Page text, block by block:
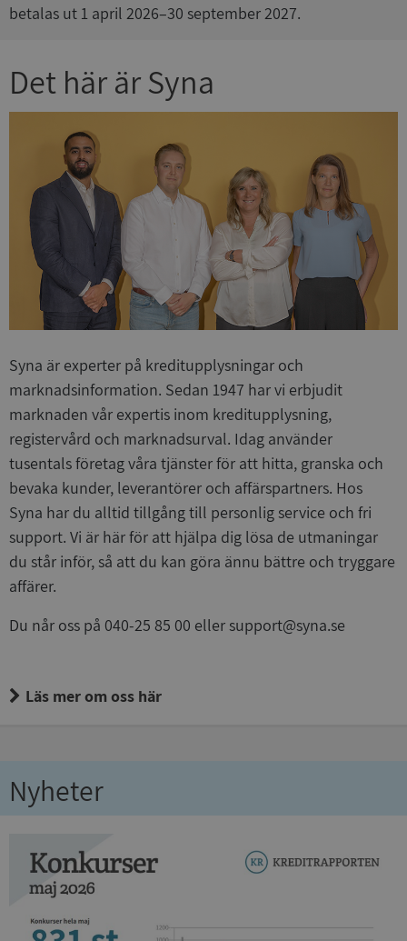
betalas ut 1 april 2026–30 september 2027.
Det här är Syna
Syna är experter på kreditupplysningar och
marknadsinformation. Sedan 1947 har vi erbjudit
marknaden vår expertis inom kreditupplysning,
registervård och marknadsurval. Idag använder
tusentals företag våra tjänster för att hitta, granska och
bevaka kunder, leverantörer och affärspartners. Hos
Syna har du alltid tillgång till personlig service och fri
support. Vi är här för att hjälpa dig lösa de utmaningar
du står inför, så att du kan göra ännu bättre och tryggare
affärer.
Du når oss på 040-25 85 00 eller support@syna.se
Läs mer om oss här
Nyheter